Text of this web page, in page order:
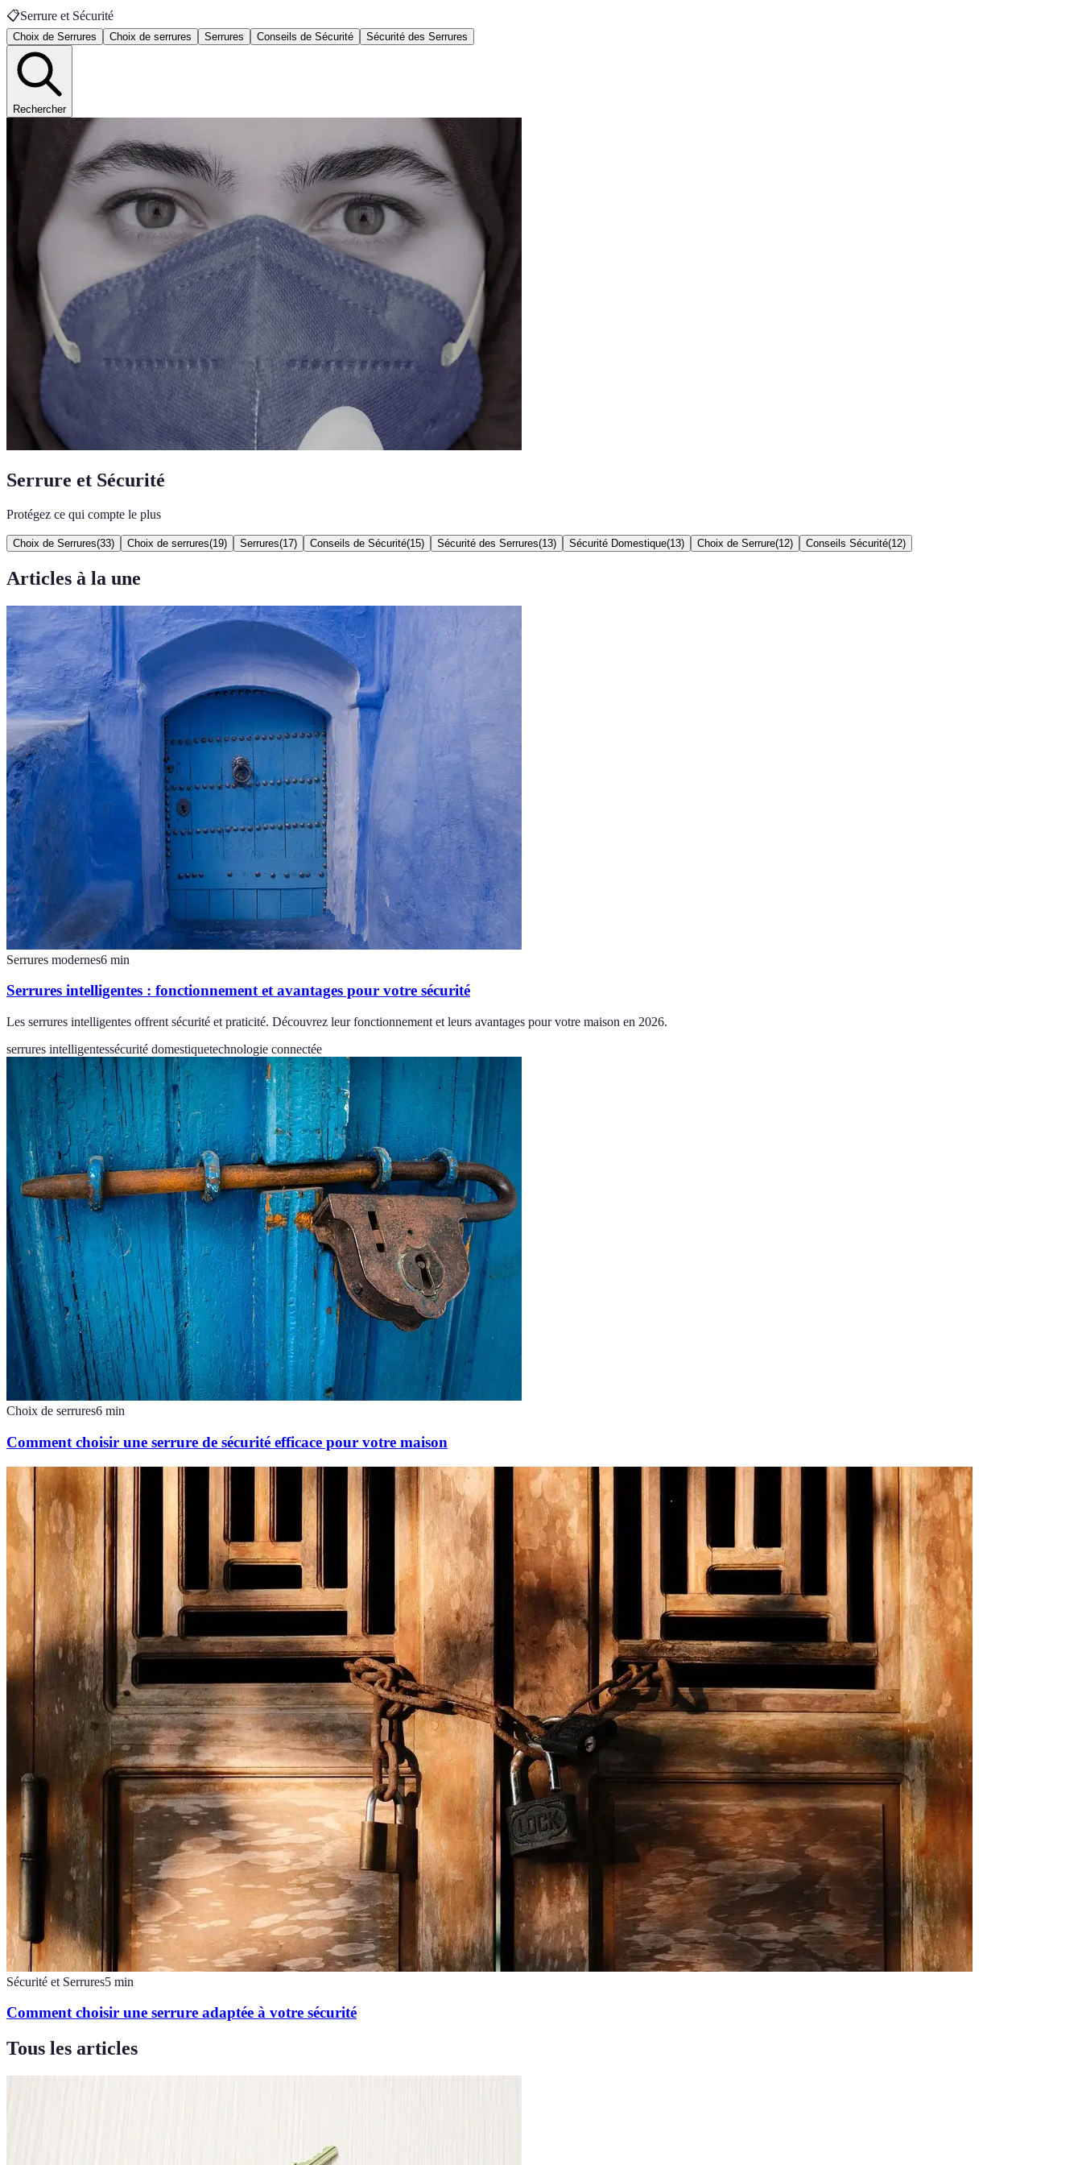
📋Serrure et Sécurité
Choix de Serrures Choix de serrures Serrures Conseils de Sécurité Sécurité des Serrures
Rechercher
Serrure et Sécurité
Protégez ce qui compte le plus
Choix de Serrures(33) Choix de serrures(19) Serrures(17) Conseils de Sécurité(15) Sécurité des Serrures(13) Sécurité Domestique(13) Choix de Serrure(12) Conseils Sécurité(12)
Articles à la une
Serrures modernes6 min
Serrures intelligentes : fonctionnement et avantages pour votre sécurité
Les serrures intelligentes offrent sécurité et praticité. Découvrez leur fonctionnement et leurs avantages pour votre maison en 2026.
serrures intelligentessécurité domestiquetechnologie connectée
Choix de serrures6 min
Comment choisir une serrure de sécurité efficace pour votre maison
Sécurité et Serrures5 min
Comment choisir une serrure adaptée à votre sécurité
Tous les articles